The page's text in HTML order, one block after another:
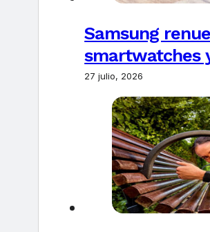
Samsung
smartwatches
27 julio, 2026